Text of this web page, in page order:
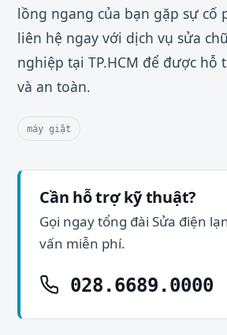
lồng ngang của bạn gặp sự cố
liên hệ ngay với dịch vụ sửa
nghiệp tại TP.HCM để được hỗ
và an toàn.
máy giặt
Cần hỗ trợ kỹ thuật?
Gọi ngay tổng đài Sửa điện
vấn miễn phí.
028.6689.0000